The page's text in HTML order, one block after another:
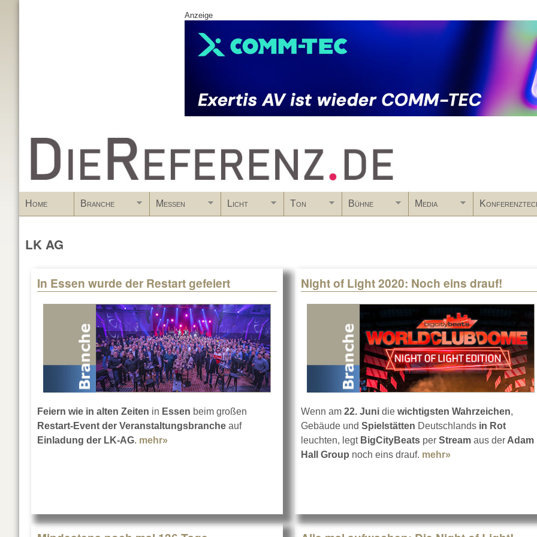
Anzeige
www.DieReferenz.de
Home Branche Messen Licht Ton Bühne Media
LK AG
In Essen wurde der Restart gefeiert
Feiern wie in alten Zeiten in Essen beim großen
Restart-Event der Veranstaltungsbranche auf
Einladung der LK-AG. mehr» about In Essen wurde der Restart gefeiert
Night of Light 2020: Noch eins drauf!
Wenn am 22. Juni die wichtigsten Wahrzeichen,
Gebäude und Spielstätten Deutschlands in Rot
leuchten, legt BigCityBeats per Stream aus der Adam
Hall Group noch eins drauf. mehr» about Night of